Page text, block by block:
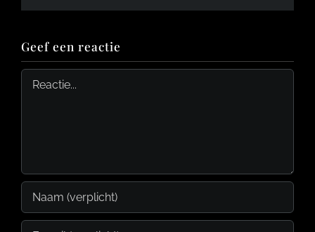
Geef een reactie
Reactie